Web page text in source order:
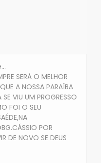
SERÁ O MELHOR
A NOSSA PARAÍBA
SE VIU UM PROGRESSO
FOI O SEU
POR
DE NOVO SE DEUS